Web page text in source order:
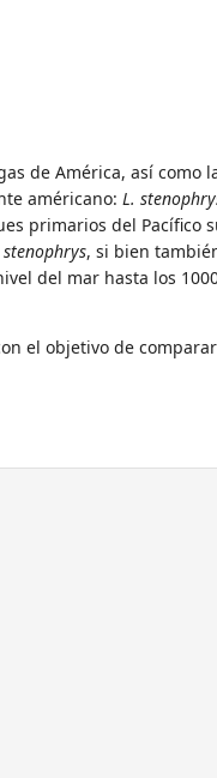
de América, así como
américano: L.
primarios del Pacífico
stenophrys, si bien
del mar hasta los
el objetivo de